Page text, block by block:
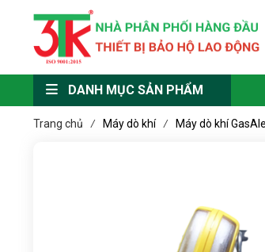
DANH MỤC SẢN PHẨM
Trang chủ / Máy dò khí / Máy dò khí